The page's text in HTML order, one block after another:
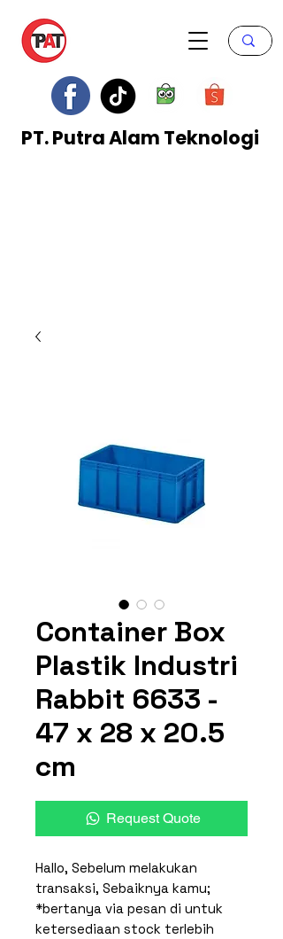
PT. Putra Alam Teknologi
Container Box
Plastik Industri
Rabbit 6633 -
47 x 28 x 20.5
cm
Request Quote
Hallo, Sebelum melakukan
transaksi, Sebaiknya kamu;
*bertanya via pesan di untuk
ketersediaan stock terlebih